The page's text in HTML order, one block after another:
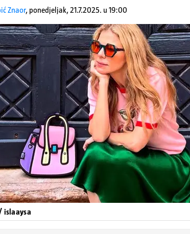
Znaor, ponedjeljak, 21.7.2025. u 19:00
islaaysa